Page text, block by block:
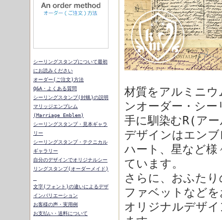
シーリングスタンプについて最初
にお読みください
オーダー(ご注文)方法
Q&A・よくある質問
シーリングスタンプ(封蝋)の説明
マリッジエンブレム
(Marriage_Emblem)
シーリングスタンプ・見本ギャラ
リー
シーリングスタンプ・テクニカル
ギャラリー
自分のデザインでオリジナルシー
リングスタンプ(オーダーメイド)
文字(フォント)の違いによるデザ
インバリエーション
お客様の声・実用例
お支払い・送料について
材質をアルミニ
ンオーダー・シ
手に馴染むR(ア
デザインはエン
ハート、星など
ています。
さらに、おふた
ファベットなど
オリジナルデザ